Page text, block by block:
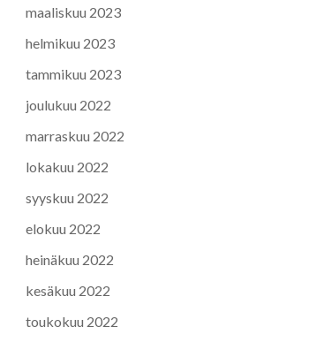
maaliskuu 2023
helmikuu 2023
tammikuu 2023
joulukuu 2022
marraskuu 2022
lokakuu 2022
syyskuu 2022
elokuu 2022
heinäkuu 2022
kesäkuu 2022
toukokuu 2022